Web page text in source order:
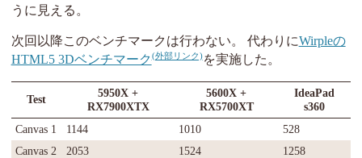
うに見える。
次回以降このベンチマークは行わない。 代わりにWirpleの
HTML5 3Dベンチマーク
を実施した。
Test
5950X +
RX7900XTX
5600X +
RX5700XT
IdeaPad
s360
Canvas 1
1144 1010
528
Canvas 2
2053 1524
1258